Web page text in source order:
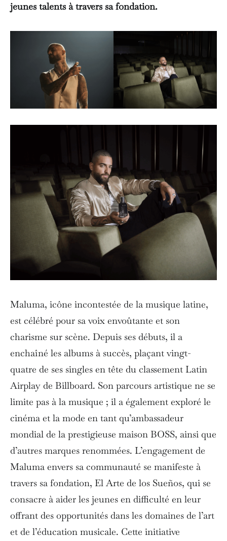
jeunes talents à travers sa fondation.
Maluma, icône incontestée de la musique latine,
est célébré pour sa voix envoûtante et son
charisme sur scène. Depuis ses débuts, il a
enchaîné les albums à succès, plaçant vingt-
quatre de ses singles en tête du classement Latin
Airplay de Billboard. Son parcours artistique ne se
limite pas à la musique ; il a également exploré le
cinéma et la mode en tant qu’ambassadeur
mondial de la prestigieuse maison BOSS, ainsi que
d’autres marques renommées. L’engagement de
Maluma envers sa communauté se manifeste à
travers sa fondation, El Arte de los Sueños, qui se
consacre à aider les jeunes en difficulté en leur
offrant des opportunités dans les domaines de l’art
et de l’éducation musicale. Cette initiative